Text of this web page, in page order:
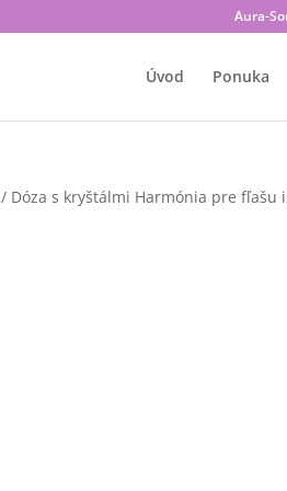
Aura-
Úvod Ponuka
/ Dóza s kryštálmi Harmónia pre fľašu